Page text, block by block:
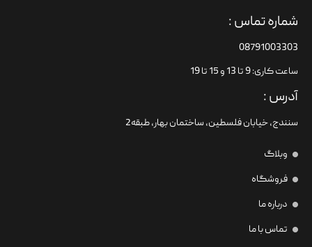
شماره تماس :
08791003303
ساعت کاری: 9 تا 13 و 15 تا 19
آدرس :
سنندج، خیابان فلسطین،‌ ساختمان بهار، طبقه2
وبلاگ
فروشگاه
درباره ما
تماس با ما